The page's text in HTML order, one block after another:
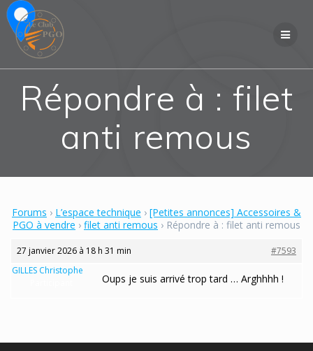
Répondre à : filet
anti remous
Forums › L’espace technique › [Petites annonces] Accessoires &
PGO à vendre › filet anti remous › Répondre à : filet anti remous
27 janvier 2026 à 18 h 31 min
#7593
GILLES Christophe
Oups je suis arrivé trop tard … Arghhhh !